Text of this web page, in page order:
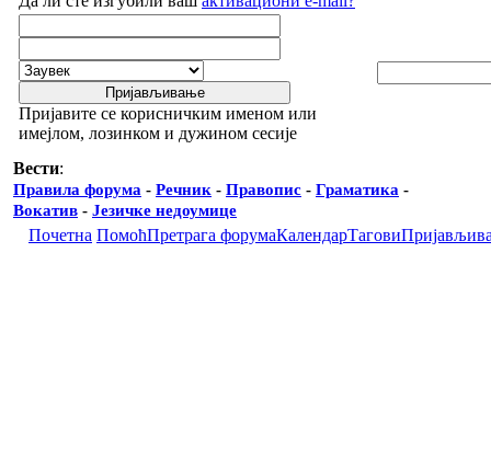
Пријавите се корисничким именом или
имејлом, лозинком и дужином сесије
Вести:
Правила форума - Речник - Правопис - Граматика -
Вокатив - Језичке недоумице
Почетна ПомоћПретрага форумаКалендарТагови